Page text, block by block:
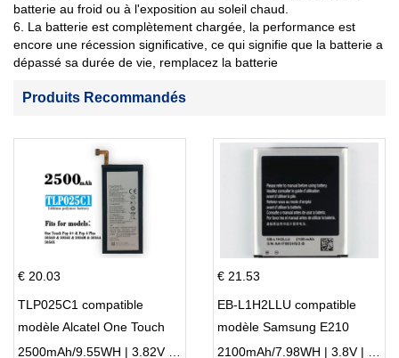
batterie au froid ou à l'exposition au soleil chaud.
6. La batterie est complètement chargée, la performance est
encore une récession significative, ce qui signifie que la batterie a
dépassé sa durée de vie, remplacez la batterie
Produits Recommandés
€ 20.03
TLP025C1 compatible
modèle Alcatel One Touch
Pop 4 Plus OT-5056D
2500mAh/9.55WH | 3.82V | Li-ion ...
€ 21.53
EB-L1H2LLU compatible
modèle Samsung E210
E210K i939
2100mAh/7.98WH | 3.8V | Li-ion ...